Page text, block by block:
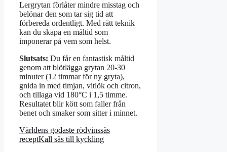
Lergrytan förlåter mindre misstag och
belönar den som tar sig tid att
förbereda ordentligt. Med rätt teknik
kan du skapa en måltid som
imponerar på vem som helst.
Slutsats: Du får en fantastisk måltid
genom att blötlägga grytan 20-30
minuter (12 timmar för ny gryta),
gnida in med timjan, vitlök och citron,
och tillaga vid 180°C i 1,5 timme.
Resultatet blir kött som faller från
benet och smaker som sitter i minnet.
Världens godaste rödvinssås
receptKall sås till kyckling